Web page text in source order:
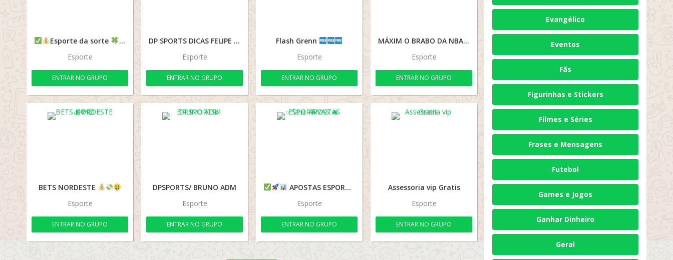
Esporte da sorte
Esporte
ENTRAR NO GRUPO
DP SPORTS DICAS FELIPE
Esporte
ENTRAR NO GRUPO
Flash Grenn
Esporte
ENTRAR NO GRUPO
MÁXIM O BRABO DA NBA
Esporte
ENTRAR NO GRUPO
BETS NORDESTE
Esporte
ENTRAR NO GRUPO
DPSPORTS/ BRUNO ADM
Esporte
ENTRAR NO GRUPO
APOSTAS ESPORTIVAS
Esporte
ENTRAR NO GRUPO
Assessoria vip Gratis
Esporte
ENTRAR NO GRUPO
Evangélico
Eventos
Fãs
Figurinhas e Stickers
Filmes e Séries
Frases e Mensagens
Futebol
Games e Jogos
Ganhar Dinheiro
Geral